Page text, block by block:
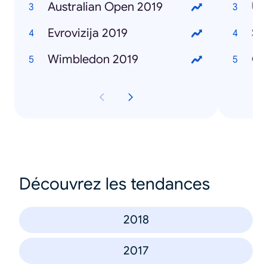
Australian Open 2019
Evrovizija 2019
Wimbledon 2019
Découvrez les tendances
2018
2017